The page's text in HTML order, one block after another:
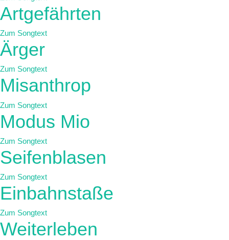
Artgefährten
Zum Songtext
Ärger
Zum Songtext
Misanthrop
Zum Songtext
Modus Mio
Zum Songtext
Seifenblasen
Zum Songtext
Einbahnstaße
Zum Songtext
Weiterleben